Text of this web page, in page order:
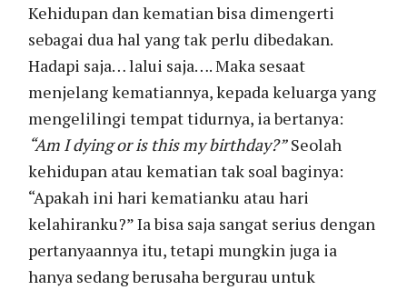
Kehidupan dan kematian bisa dimengerti
sebagai dua hal yang tak perlu dibedakan.
Hadapi saja… lalui saja…. Maka sesaat
menjelang kematiannya, kepada keluarga yang
mengelilingi tempat tidurnya, ia bertanya:
“Am I dying or is this my birthday?”Seolah
kehidupan atau kematian tak soal baginya:
“Apakah ini hari kematianku atau hari
kelahiranku?” Ia bisa saja sangat serius dengan
pertanyaannya itu, tetapi mungkin juga ia
hanya sedang berusaha bergurau untuk